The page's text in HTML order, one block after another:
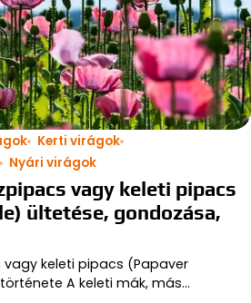
Kerti virágok
Nyári virágok
vagy keleti pipacs
ültetése, gondozása,
keleti pipacs (Papaver
A keleti mák, más…